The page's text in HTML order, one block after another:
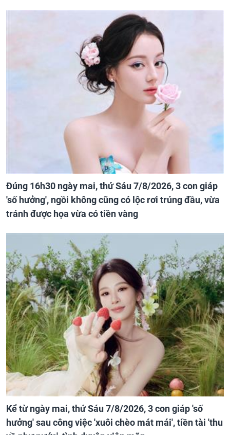
Đúng 16h30 ngày mai, thứ Sáu 7/8/2026, 3 con giáp
'số hưởng', ngồi không cũng có lộc rơi trúng đầu, vừa
tránh được họa vừa có tiền vàng
Kể từ ngày mai, thứ Sáu 7/8/2026, 3 con giáp 'số
hưởng' sau công việc 'xuôi chèo mát mái', tiền tài 'thu